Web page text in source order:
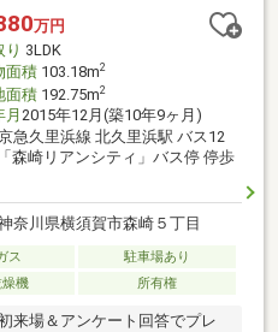
万円
り 3LDK
面積103.18m2
面積192.75m2
月 2015年12月(築10年9ヶ月)
急久里浜線 北久里浜駅 バス12
森崎リアンシティ」バス停 停歩
奈川県横須賀市森崎５丁目
ス
駐車場あり
機 所有権
来場＆アンケート回答でプレ